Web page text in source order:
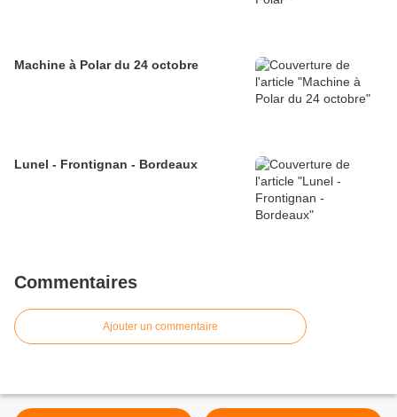
Machine à Polar du 24 octobre
Lunel - Frontignan - Bordeaux
Commentaires
Ajouter un commentaire